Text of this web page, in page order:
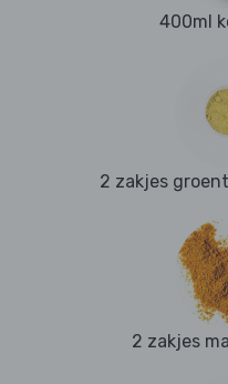
400ml
2 zakjes
2 zakjes